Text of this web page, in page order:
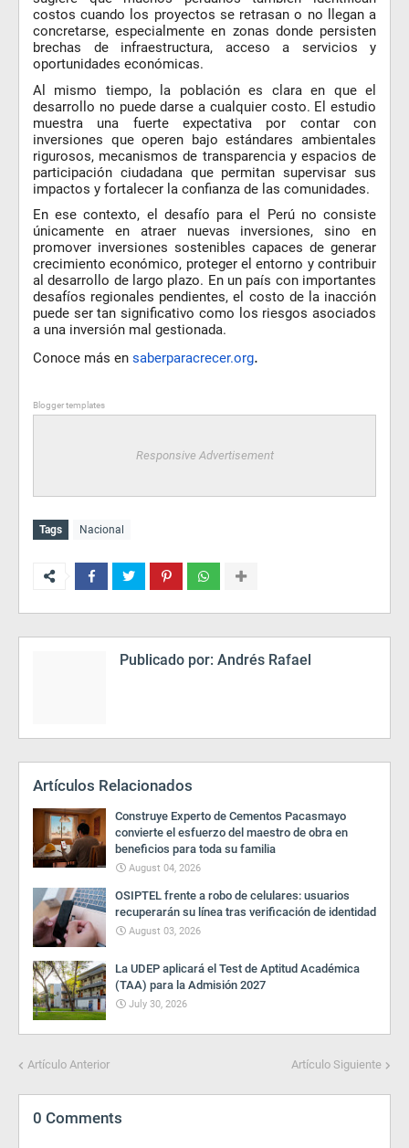
costos cuando los proyectos se retrasan o no llegan a
concretarse, especialmente en zonas donde persisten
brechas de infraestructura, acceso a servicios y
oportunidades económicas.
Al mismo tiempo, la población es clara en que el
desarrollo no puede darse a cualquier costo. El estudio
muestra una fuerte expectativa por contar con
inversiones que operen bajo estándares ambientales
rigurosos, mecanismos de transparencia y espacios de
participación ciudadana que permitan supervisar sus
impactos y fortalecer la confianza de las comunidades.
En ese contexto, el desafío para el Perú no consiste
únicamente en atraer nuevas inversiones, sino en
promover inversiones sostenibles capaces de generar
crecimiento económico, proteger el entorno y contribuir
al desarrollo de largo plazo. En un país con importantes
desafíos regionales pendientes, el costo de la inacción
puede ser tan significativo como los riesgos asociados
a una inversión mal gestionada.
Conoce más en saberparacrecer.org.
Blogger templates
Responsive Advertisement
Tags Nacional
Publicado por: Andrés Rafael
Artículos Relacionados
Construye Experto de Cementos Pacasmayo
convierte el esfuerzo del maestro de obra en
beneficios para toda su familia
August 04, 2026
OSIPTEL frente a robo de celulares: usuarios
recuperarán su línea tras verificación de identidad
August 03, 2026
La UDEP aplicará el Test de Aptitud Académica
(TAA) para la Admisión 2027
July 30, 2026
Artículo Anterior Artículo Siguiente
0 Comments